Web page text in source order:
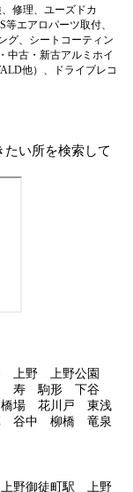
修理、ユーズドカ
エアロパーツ取付、
グ、シートコーティン
中古・新古アルミホイ
他）、ドライブレコ
い所を検索して
上野 上野公園
寿 駒形 下谷
場 花川戸 東浅
谷中 柳橋 竜泉
野御徒町駅 上野